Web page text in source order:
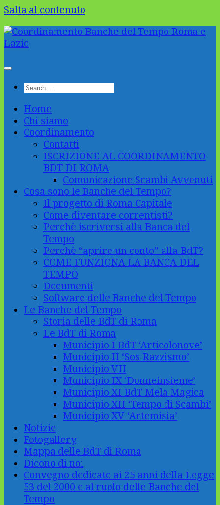
Salta al contenuto
Home
Chi siamo
Coordinamento
Contatti
ISCRIZIONE AL COORDINAMENTO
BDT DI ROMA
Comunicazione Scambi Avvenuti
Cosa sono le Banche del Tempo?
Il progetto di Roma Capitale
Come diventare correntisti?
Perchè iscriversi alla Banca del
Tempo
Perchè “aprire un conto” alla BdT?
COME FUNZIONA LA BANCA DEL
TEMPO
Documenti
Software delle Banche del Tempo
Le Banche del Tempo
Storia delle BdT di Roma
Le BdT di Roma
Municipio I BdT ‘Articolonove’
Municipio II ‘Sos Razzismo’
Municipio VII
Municipio IX ‘Donneinsieme’
Municipio XI BdT Mela Magica
Municipio XII ‘Tempo di Scambi’
Municipio XV ‘Artemisia’
Notizie
Fotogallery
Mappa delle BdT di Roma
Dicono di noi
Convegno dedicato ai 25 anni della Legge
53 del 2000 e al ruolo delle Banche del
Tempo